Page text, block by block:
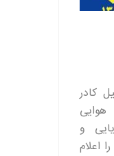
کادر
هوایی
و
اعلام